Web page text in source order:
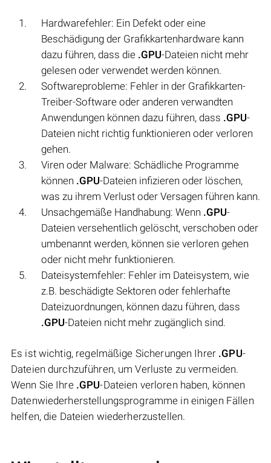
Hardwarefehler: Ein Defekt oder eine
Beschädigung der Grafikkartenhardware kann
dazu führen, dass die .GPU-Dateien nicht mehr
gelesen oder verwendet werden können.
Softwareprobleme: Fehler in der Grafikkarten-
Treiber-Software oder anderen verwandten
Anwendungen können dazu führen, dass .GPU-
Dateien nicht richtig funktionieren oder verloren
gehen.
Viren oder Malware: Schädliche Programme
können .GPU-Dateien infizieren oder löschen,
was zu ihrem Verlust oder Versagen führen kann.
Unsachgemäße Handhabung: Wenn .GPU-
Dateien versehentlich gelöscht, verschoben oder
umbenannt werden, können sie verloren gehen
oder nicht mehr funktionieren.
Dateisystemfehler: Fehler im Dateisystem, wie
z.B. beschädigte Sektoren oder fehlerhafte
Dateizuordnungen, können dazu führen, dass
.GPU-Dateien nicht mehr zugänglich sind.
Es ist wichtig, regelmäßige Sicherungen Ihrer .GPU-
Dateien durchzuführen, um Verluste zu vermeiden.
Wenn Sie Ihre .GPU-Dateien verloren haben, können
Datenwiederherstellungsprogramme in einigen Fällen
helfen, die Dateien wiederherzustellen.